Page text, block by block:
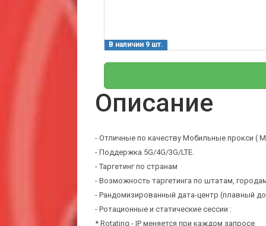
В наличии 9 шт.
Описание
- Отличные по качеству Мобильные прокси (
- Поддержка 5G/4G/3G/LTE.
- Таргетинг по странам
- Возможность таргетинга по штатам,
- Рандомизированный дата-центр (плавный
- Ротационные и статические сессии :
* Rotating - IP меняется при каждом запросе